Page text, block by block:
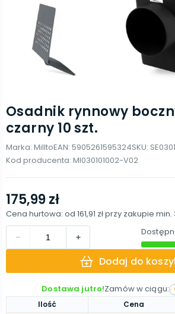
Osadnik rynnowy
czarny 10 szt.
Marka: MilltoEAN: 5905261595324SKU:
Kod producenta: MI030101002-V02
Ilość Cena
175,99 zł
Cena hurtowa: od 161,91 złprzy zakupie min.
Dodaj do
Dostawa jutro!Zamów w ciągu: